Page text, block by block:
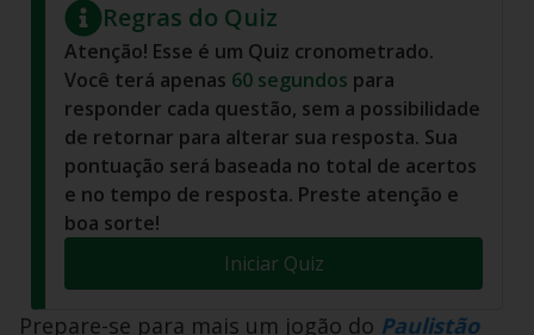
Regras do Quiz
Atenção! Esse é um Quiz cronometrado.
Você terá apenas 60 segundos para
responder cada questão, sem a possibilidade
de retornar para alterar sua resposta. Sua
pontuação será baseada no total de acertos
e no tempo de resposta. Preste atenção e
boa sorte!
Iniciar Quiz
Prepare-se para mais um jogão do Paulistão